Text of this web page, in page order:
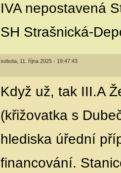
IVA nepostavená
SH Strašnická-
sobota, 11. října 2025 - 19:47:43
Když už, tak III.A
(křižovatka s
hlediska úřední
financování.